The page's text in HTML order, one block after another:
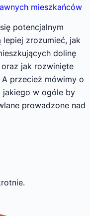
mieszkańców
potencjalnym
zrozumieć, jak
dolinę
jak rozwinięte
A przecież mówimy o
w ogóle by
prowadzone nad